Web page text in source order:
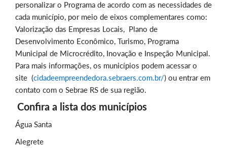
personalizar o Programa de acordo com as necessidades de
cada município, por meio de eixos complementares como:
Valorização das Empresas Locais, Plano de
Desenvolvimento Econômico, Turismo, Programa
Municipal de Microcrédito, Inovação e Inspeção Municipal.
Para mais informações, os municípios podem acessar o
site (cidadeempreendedora.sebraers.com.br/) ou entrar em
contato com o Sebrae RS de sua região.
Confira a lista dos municípios
Água Santa
Alegrete